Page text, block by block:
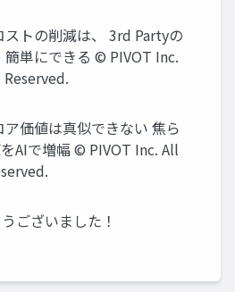
ストの削減は、 3rd Partyの
簡単にできる ©︎ PIVOT Inc.
ア価値は真似できない 焦ら
AIで増幅 ©︎ PIVOT Inc. All
ございました！